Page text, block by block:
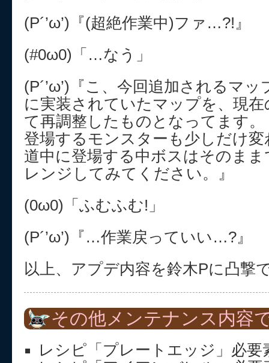
(P´’ω’)『(超絶作業中)ファ…?!』
(#0ω0)「…なう」
(P´’ω’)『こ、今回追加されるマ
に実装されていたマップを、現
て再調整したものとなってます。
登場するモンスターも少しだけ
道中に登場する中ボスはそのま
レンジしてみてください。』
(0ω0)「ふむふむ!」
(P´’ω’)『…作業戻っていい…?』
以上、アプデ内容を鈴木Pに凸撃
その他メンテナンス内容
レシピ「プレートエッジ」必要